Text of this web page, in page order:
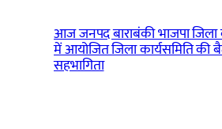
आज जनपद बाराबंकी भाजपा जिला
में आयोजित जिला कार्यसमिति की
सहभागिता